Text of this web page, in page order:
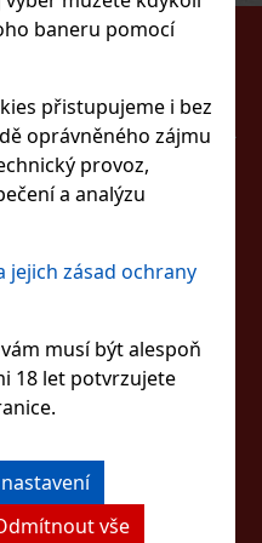
baneru pomocí
přistupujeme i bez
oprávněného zájmu
provoz,
a analýzu
jejich zásad ochrany
musí být alespoň
18 let potvrzujete
vše
Do košíku
Novinka
ovocnou chuť a
a díky kompaktnímu
batohu, takže
Sleva: 43%
NÁPOJŮ
je prodávající povinen
Zároveň je povinen
daně online v
pak nejpozději do 48
S NÁMI
NÁS